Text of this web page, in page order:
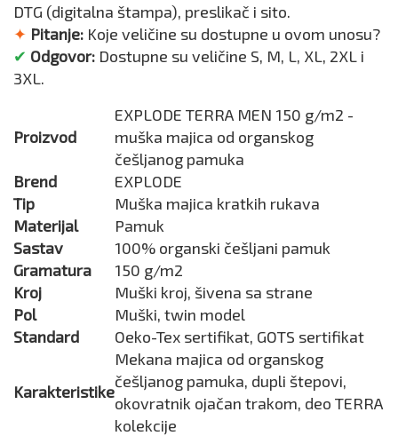
DTG (digitalna štampa), preslikač i sito.
✦ Pitanje: Koje veličine su dostupne u ovom unosu?
✔ Odgovor: Dostupne su veličine S, M, L, XL, 2XL i
3XL.
Proizvod
EXPLODE TERRA MEN 150 g/m2 -
muška majica od organskog
češljanog pamuka
Brend
EXPLODE
Tip
Muška majica kratkih rukava
Materijal
Pamuk
Sastav
100% organski češljani pamuk
Gramatura
150 g/m2
Kroj
Muški kroj, šivena sa strane
Pol
Muški, twin model
Standard
Oeko-Tex sertifikat, GOTS sertifikat
Karakteristike
Mekana majica od organskog
češljanog pamuka, dupli štepovi,
okovratnik ojačan trakom, deo TERRA
kolekcije